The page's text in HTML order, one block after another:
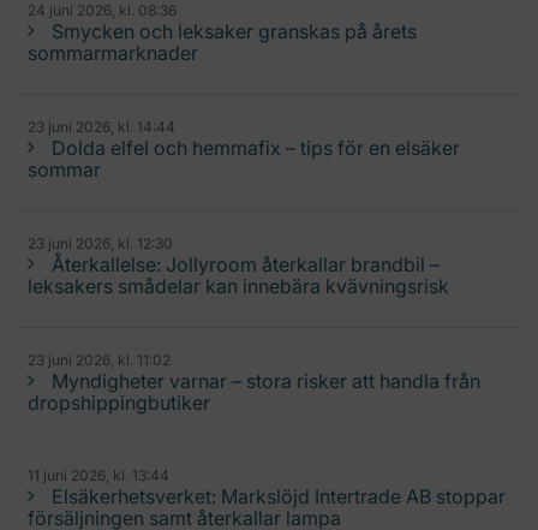
24 juni 2026, kl. 08:36
Smycken och leksaker granskas på årets
sommarmarknader
23 juni 2026, kl. 14:44
Dolda elfel och hemmafix – tips för en elsäker
sommar
23 juni 2026, kl. 12:30
Återkallelse: Jollyroom återkallar brandbil –
leksakers smådelar kan innebära kvävningsrisk
23 juni 2026, kl. 11:02
Myndigheter varnar – stora risker att handla från
dropshippingbutiker
11 juni 2026, kl. 13:44
Elsäkerhetsverket: Markslöjd Intertrade AB stoppar
försäljningen samt återkallar lampa